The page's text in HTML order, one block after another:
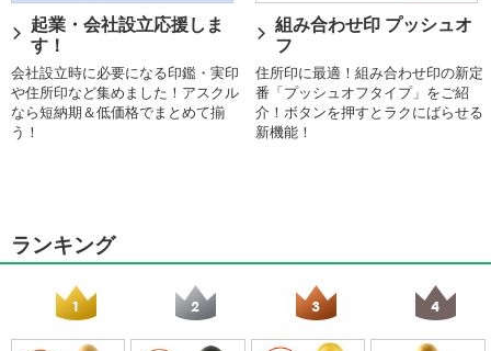
起業・会社設立応援しま
す！
会社設立時に必要になる印鑑・実印
や住所印など集めました！アスクル
なら短納期＆低価格でまとめて揃
う！
組み合わせ印 プッシュオ
フ
住所印に最適！組み合わせ印の新定
番「プッシュオフタイプ」をご紹
介！ボタンを押すとラクにばらせる
新機能！
ランキング